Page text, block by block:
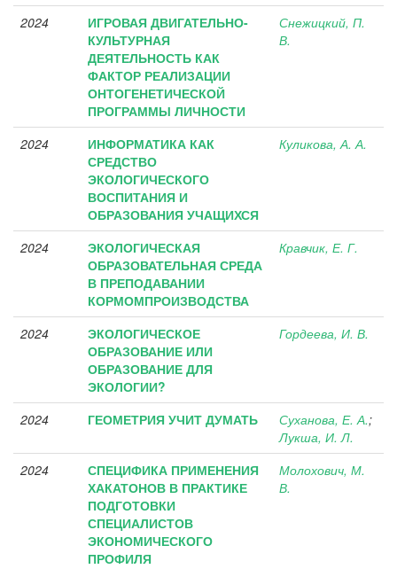
2024
ИГРОВАЯ ДВИГАТЕЛЬНО-
КУЛЬТУРНАЯ
ДЕЯТЕЛЬНОСТЬ КАК
ФАКТОР РЕАЛИЗАЦИИ
ОНТОГЕНЕТИЧЕСКОЙ
ПРОГРАММЫ ЛИЧНОСТИ
Снежицкий, П.
В.
2024
ИНФОРМАТИКА КАК
СРЕДСТВО
ЭКОЛОГИЧЕСКОГО
ВОСПИТАНИЯ И
ОБРАЗОВАНИЯ УЧАЩИХСЯ
Куликова, А. А.
2024
ЭКОЛОГИЧЕСКАЯ
ОБРАЗОВАТЕЛЬНАЯ СРЕДА
В ПРЕПОДАВАНИИ
КОРМОМПРОИЗВОДСТВА
Кравчик, Е. Г.
2024
ЭКОЛОГИЧЕСКОЕ
ОБРАЗОВАНИЕ ИЛИ
ОБРАЗОВАНИЕ ДЛЯ
ЭКОЛОГИИ?
Гордеева, И. В.
2024 ГЕОМЕТРИЯ УЧИТ ДУМАТЬ Суханова, Е. А.;
Лукша, И. Л.
2024
СПЕЦИФИКА ПРИМЕНЕНИЯ
ХАКАТОНОВ В ПРАКТИКЕ
ПОДГОТОВКИ
СПЕЦИАЛИСТОВ
ЭКОНОМИЧЕСКОГО
ПРОФИЛЯ
Молохович, М.
В.